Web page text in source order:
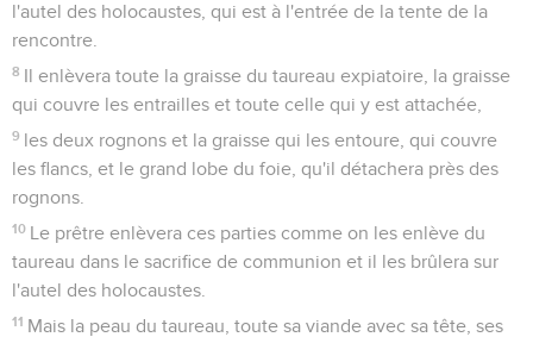
l'autel des holocaustes, qui est à l'entrée de la tente de la
rencontre.
8 Il enlèvera toute la graisse du taureau expiatoire, la graisse
qui couvre les entrailles et toute celle qui y est attachée,
9 les deux rognons et la graisse qui les entoure, qui couvre
les flancs, et le grand lobe du foie, qu'il détachera près des
rognons.
10 Le prêtre enlèvera ces parties comme on les enlève du
taureau dans le sacrifice de communion et il les brûlera sur
l'autel des holocaustes.
11 Mais la peau du taureau, toute sa viande avec sa tête, ses